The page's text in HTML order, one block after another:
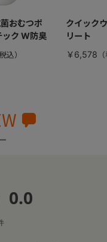
おむつポ
ック W防臭
クイック
リート
￥6,578
0.0